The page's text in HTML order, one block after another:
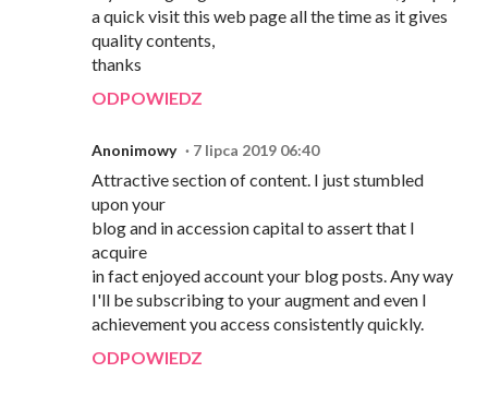
a quick visit this web page all the time as it gives
quality contents,
thanks
ODPOWIEDZ
Anonimowy 7 lipca 2019 06:40
Attractive section of content. I just stumbled
upon your
blog and in accession capital to assert that I
acquire
in fact enjoyed account your blog posts. Any way
I'll be subscribing to your augment and even I
achievement you access consistently quickly.
ODPOWIEDZ